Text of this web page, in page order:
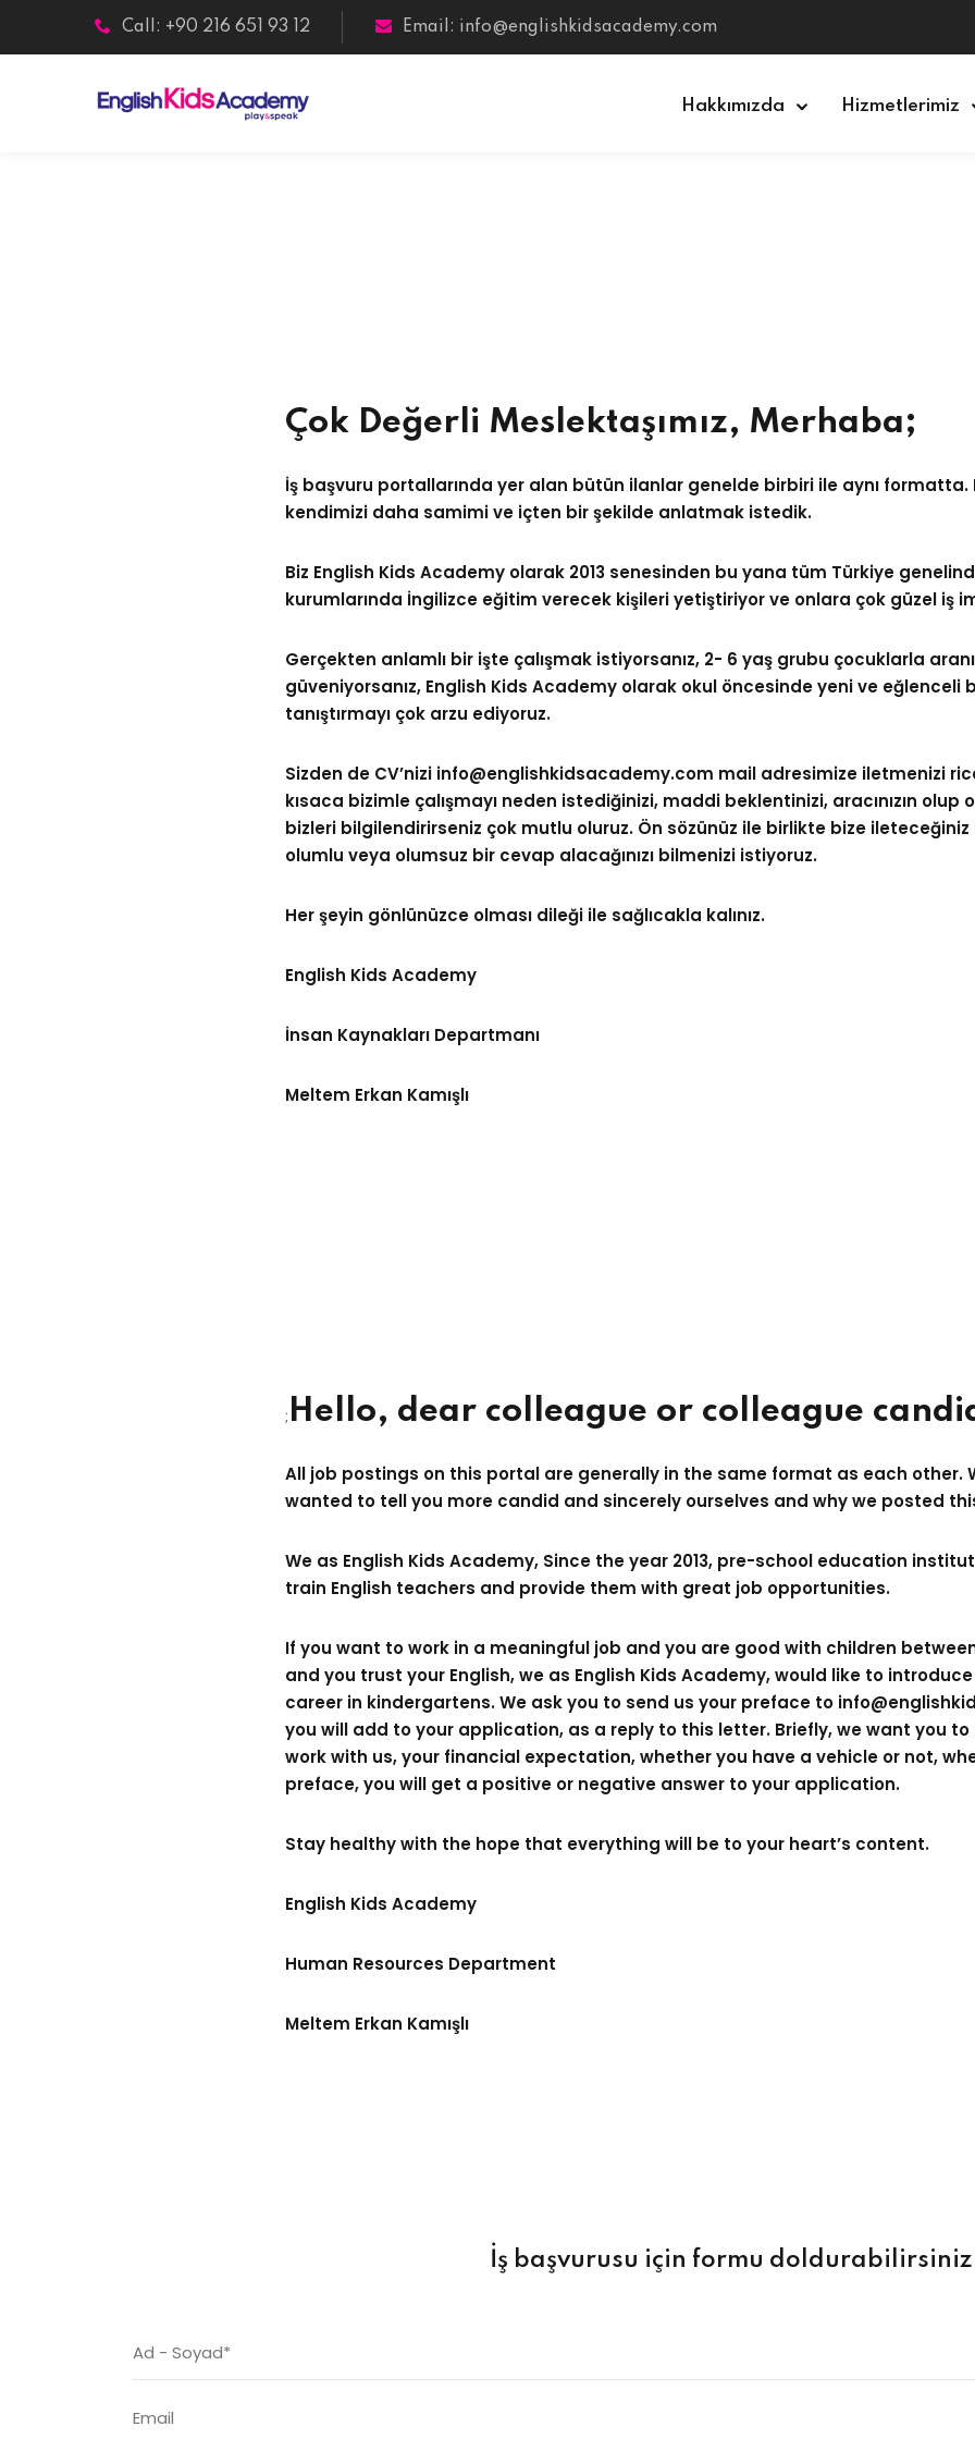
Call: +90 216 651 93 12 Email: info@englishkidsacademy.com
Hakkımızda Hizmetlerimiz
Çok Değerli Meslektaşımız, Merhaba;
İş başvuru portallarında yer alan bütün ilanlar genelde birbiri ile aynı formatta.
kendimizi daha samimi ve içten bir şekilde anlatmak istedik.
Biz English Kids Academy olarak 2013 senesinden bu yana tüm Türkiye
kurumlarında İngilizce eğitim verecek kişileri yetiştiriyor ve onlara çok güzel iş
Gerçekten anlamlı bir işte çalışmak istiyorsanız, 2- 6 yaş grubu çocuklarla
güveniyorsanız, English Kids Academy olarak okul öncesinde yeni ve eğlenceli
tanıştırmayı çok arzu ediyoruz.
Sizden de CV’nizi info@englishkidsacademy.com mail adresimize iletmenizi
kısaca bizimle çalışmayı neden istediğinizi, maddi beklentinizi, aracınızın olup
bizleri bilgilendirirseniz çok mutlu oluruz. Ön sözünüz ile birlikte bize
olumlu veya olumsuz bir cevap alacağınızı bilmenizi istiyoruz.
Her şeyin gönlünüzce olması dileği ile sağlıcakla kalınız.
English Kids Academy
İnsan Kaynakları Departmanı
Meltem Erkan Kamışlı
; Hello, dear colleague or colleague
All job postings on this portal are generally in the same format as each other.
wanted to tell you more candid and sincerely ourselves and why we posted
We as English Kids Academy, Since the year 2013, pre-school education
train English teachers and provide them with great job opportunities.
If you want to work in a meaningful job and you are good with children
and you trust your English, we as English Kids Academy, would like to
career in kindergartens. We ask you to send us your preface to
you will add to your application, as a reply to this letter. Briefly, we want you
work with us, your financial expectation, whether you have a vehicle or not,
preface, you will get a positive or negative answer to your application.
Stay healthy with the hope that everything will be to your heart’s content.
English Kids Academy
Human Resources Department
Meltem Erkan Kamışlı
İş başvurusu için formu doldurabilirsiniz
Remember me Lost your password?